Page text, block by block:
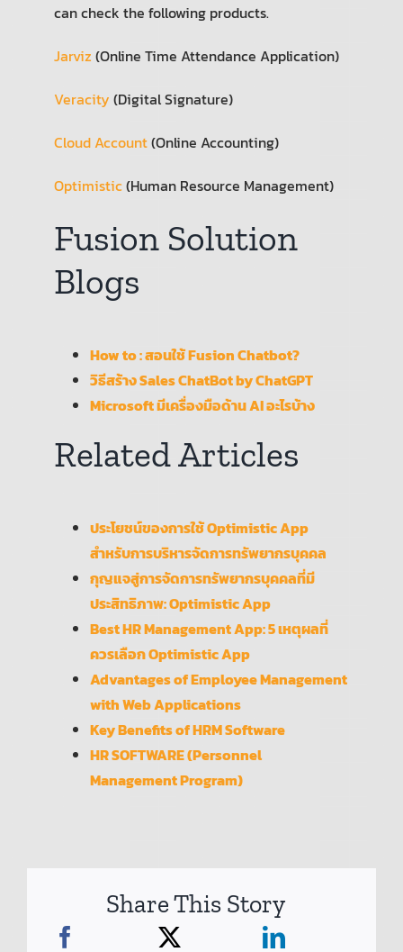
can check the following products.
Jarviz (Online Time Attendance Application)
Veracity (Digital Signature)
Cloud Account(Online Accounting)
Optimistic(Human Resource Management)
Fusion Solution
Blogs
How to : สอนใช้ Fusion Chatbot?
วิธีสร้าง Sales ChatBot by ChatGPT
Microsoft มีเครื่องมือด้าน AI อะไรบ้าง
Related Articles
ประโยชน์ของการใช้ Optimistic App
สำหรับการบริหารจัดการทรัพยากรบุคคล
กุญแจสู่การจัดการทรัพยากรบุคคลที่มี
ประสิทธิภาพ: Optimistic App
Best HR Management App: 5 เหตุผลที่
ควรเลือก Optimistic App
Advantages of Employee Management
with Web Applications
Key Benefits of HRM Software
HR SOFTWARE (Personnel
Management Program)
Share This Story